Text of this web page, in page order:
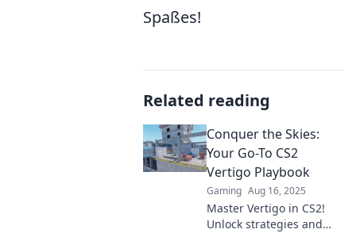
Spaßes!
Related reading
Conquer the Skies:
Your Go-To CS2
Vertigo Playbook
Gaming Aug 16, 2025
Master Vertigo in CS2!
Unlock strategies and